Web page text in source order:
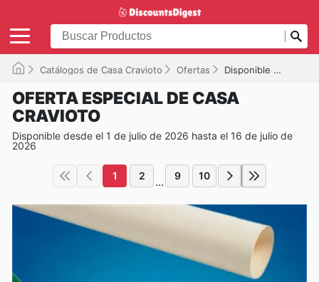
Catálogos de Casa Cravioto Ofertas Disponible hasta el 16/07/2026
OFERTA ESPECIAL DE CASA
CRAVIOTO
Disponible desde el 1 de julio de 2026 hasta el 16 de julio de
2026
1 2 ... 9 10